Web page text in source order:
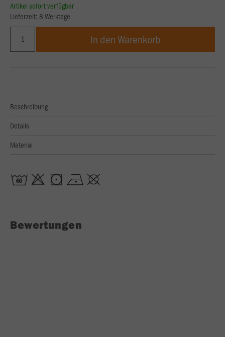
Artikel sofort verfügbar
Lieferzeit: 8 Werktage
In den Warenkorb
Beschreibung
Details
Material
Bewertungen